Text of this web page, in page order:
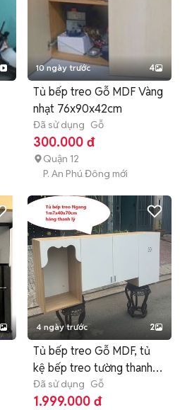
10 ngày trước 4
Tủ bếp treo Gỗ MDF Vàng
nhạt 76x90x42cm
Đã sử dụng Gỗ
300.000 đ
Quận 12
P. An Phú Đông mới
4 ngày trước 2
Tủ bếp treo Gỗ MDF, tủ
kệ bếp treo tường thanh
lý
Đã sử dụng Gỗ
1.999.000 đ